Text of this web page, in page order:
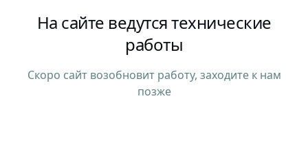
На сайте ведутся технические
работы
Скоро сайт возобновит работу, заходите к нам
позже